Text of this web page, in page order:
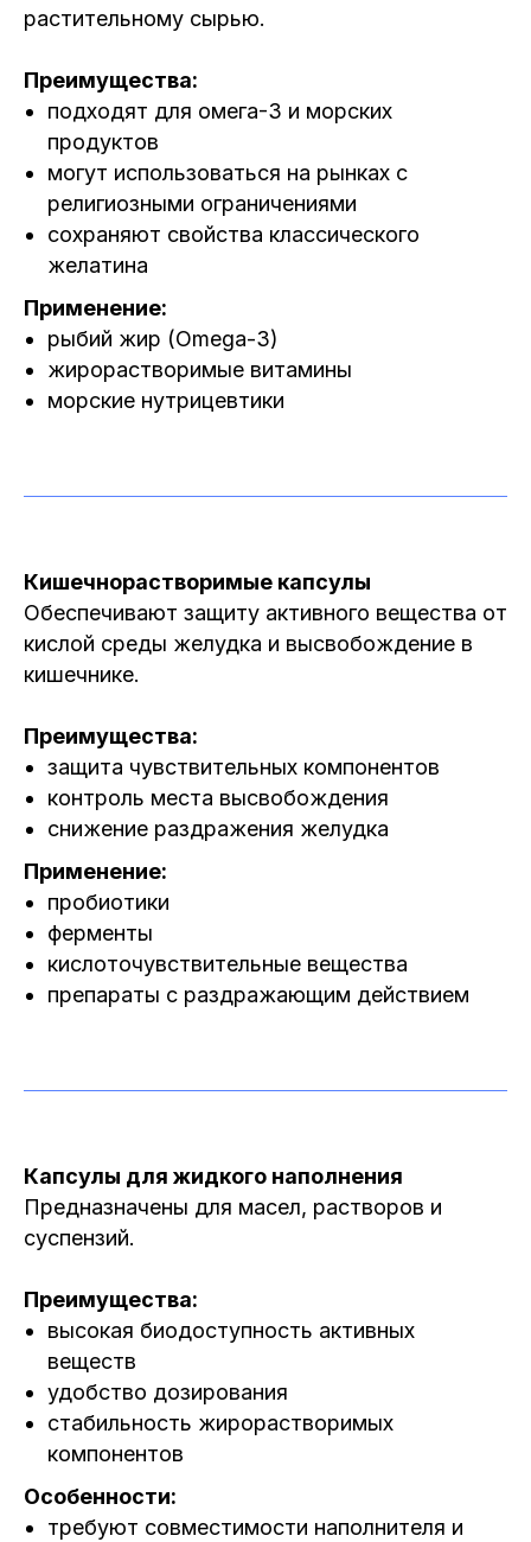
растительному сырью.
Преимущества:
подходят для омега-3 и морских
продуктов
могут использоваться на рынках с
религиозными ограничениями
сохраняют свойства классического
желатина
Применение:
рыбий жир (Omega-3)
жирорастворимые витамины
морские нутрицевтики
Кишечнорастворимые капсулы
Обеспечивают защиту активного вещества от
кислой среды желудка и высвобождение в
кишечнике.
Преимущества:
защита чувствительных компонентов
контроль места высвобождения
снижение раздражения желудка
Применение:
пробиотики
ферменты
кислоточувствительные вещества
препараты с раздражающим действием
Капсулы для жидкого наполнения
Предназначены для масел, растворов и
суспензий.
Преимущества:
высокая биодоступность активных
веществ
удобство дозирования
стабильность жирорастворимых
компонентов
Особенности:
требуют совместимости наполнителя и